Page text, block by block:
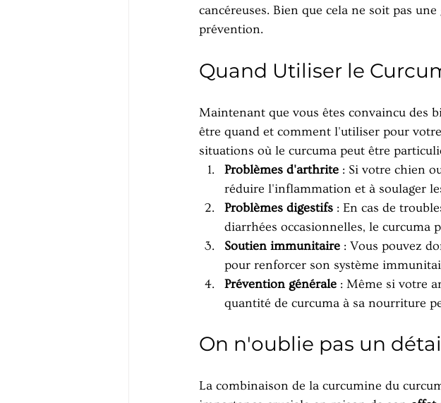
cancéreuses. Bien que cela ne soit pas
prévention.
Quand Utiliser le
Maintenant que vous êtes convaincu des
être quand et comment l'utiliser pour
situations où le curcuma peut être
Problèmes d'arthrite : Si votre chien
réduire l'inflammation et à soulager
Problèmes digestifs : En cas de
diarrhées occasionnelles, le curcuma
Soutien immunitaire : Vous pouvez
pour renforcer son système
Prévention générale : Même si votre
quantité de curcuma à sa nourriture
On n'oublie pas un
La combinaison de la curcumine du